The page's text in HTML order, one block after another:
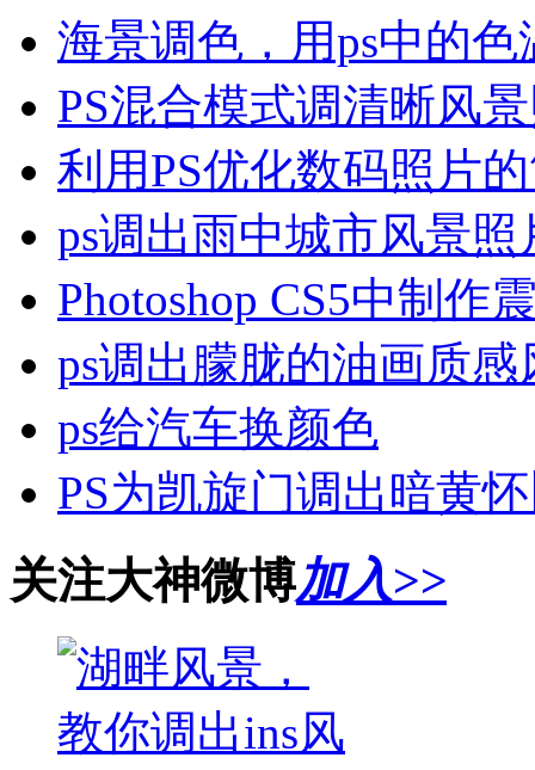
海景调色，用ps中的
PS混合模式调清晰风
利用PS优化数码照片
ps调出雨中城市风景照
Photoshop CS5中制作
ps调出朦胧的油画质感
ps给汽车换颜色
PS为凯旋门调出暗黄
关注大神微博加入>>